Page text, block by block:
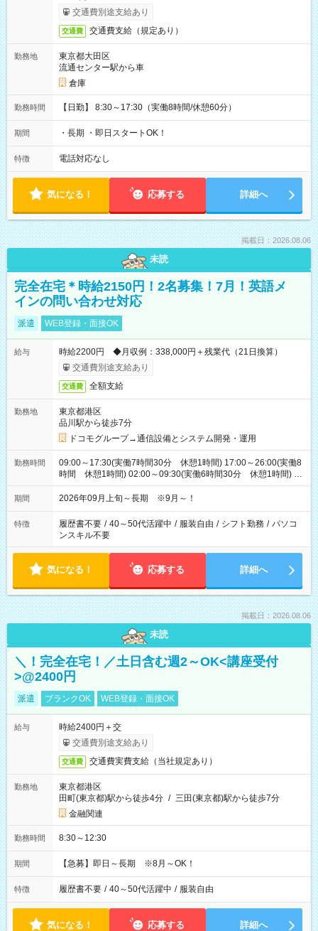
交通費別途支給あり
交通費 交通費支給（規定あり）
勤務地
東京都大田区
流通センター駅から車
倉庫
勤務時間 【日勤】 8:30～17:30（実働8時間/休憩60分）
期間 ・長期 ・即日スタートOK！
特徴 電話対応なし
気になる！ 応募する 詳細へ
掲載日：2026.08.06
未読
完全在宅＊時給2150円！2名募集！7月！英語メ
インの問い合わせ対応
派遣 WEB登録・面接OK
給与
時給2200円 ◆月収例：338,000円＋残業代（21日換算）
交通費別途支給あり
交通費 全額支給
勤務地
東京都港区
品川駅から徒歩7分
ドコモグループ→通信設備とシステム開発・運用
勤務時間
09:00～17:30(実働7時間30分 休憩1時間) 17:00～26:00(実働8
時間 休憩1時間) 02:00～09:30(実働6時間30分 休憩1時間) ※
日勤は就業時間1/夜勤は就業時間2.3を連続で行って頂きます
期間 2026年09月上旬～長期 ※9月～！
特徴 履歴書不要 / 40～50代活躍中 / 服装自由 / シフト勤務 / パソコ
ンスキル不要
気になる！ 応募する 詳細へ
掲載日：2026.08.06
未読
＼！完全在宅！／土日含む週2～OK<講座受付
>@2400円
派遣 ブランクOK WEB登録・面接OK
給与
時給2400円＋交
交通費別途支給あり
交通費 交通費実費支給（当社規定あり）
勤務地
東京都港区
田町(東京都)駅から徒歩4分 / 三田(東京都)駅から徒歩7分
金融関連
勤務時間 8:30～12:30
期間 【急募】即日～長期 ※8月～OK！
特徴 履歴書不要 / 40～50代活躍中 / 服装自由
気になる！ 応募する 詳細へ